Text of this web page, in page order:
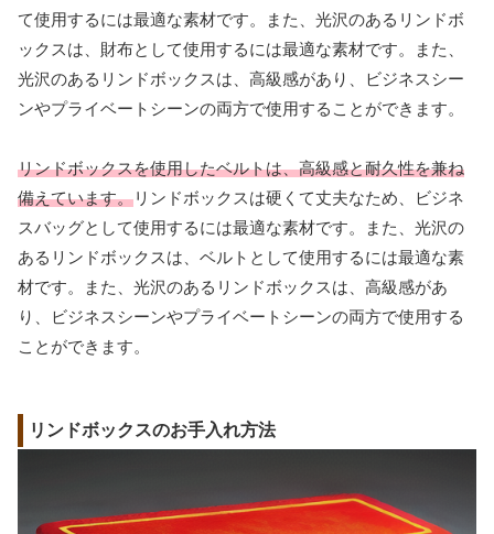
て使用するには最適な素材です。また、光沢のあるリンドボ
ックスは、財布として使用するには最適な素材です。また、
光沢のあるリンドボックスは、高級感があり、ビジネスシー
ンやプライベートシーンの両方で使用することができます。
リンドボックスを使用したベルトは、高級感と耐久性を兼ね
備えています。リンドボックスは硬くて丈夫なため、ビジネ
スバッグとして使用するには最適な素材です。また、光沢の
あるリンドボックスは、ベルトとして使用するには最適な素
材です。また、光沢のあるリンドボックスは、高級感があ
り、ビジネスシーンやプライベートシーンの両方で使用する
ことができます。
リンドボックスのお手入れ方法